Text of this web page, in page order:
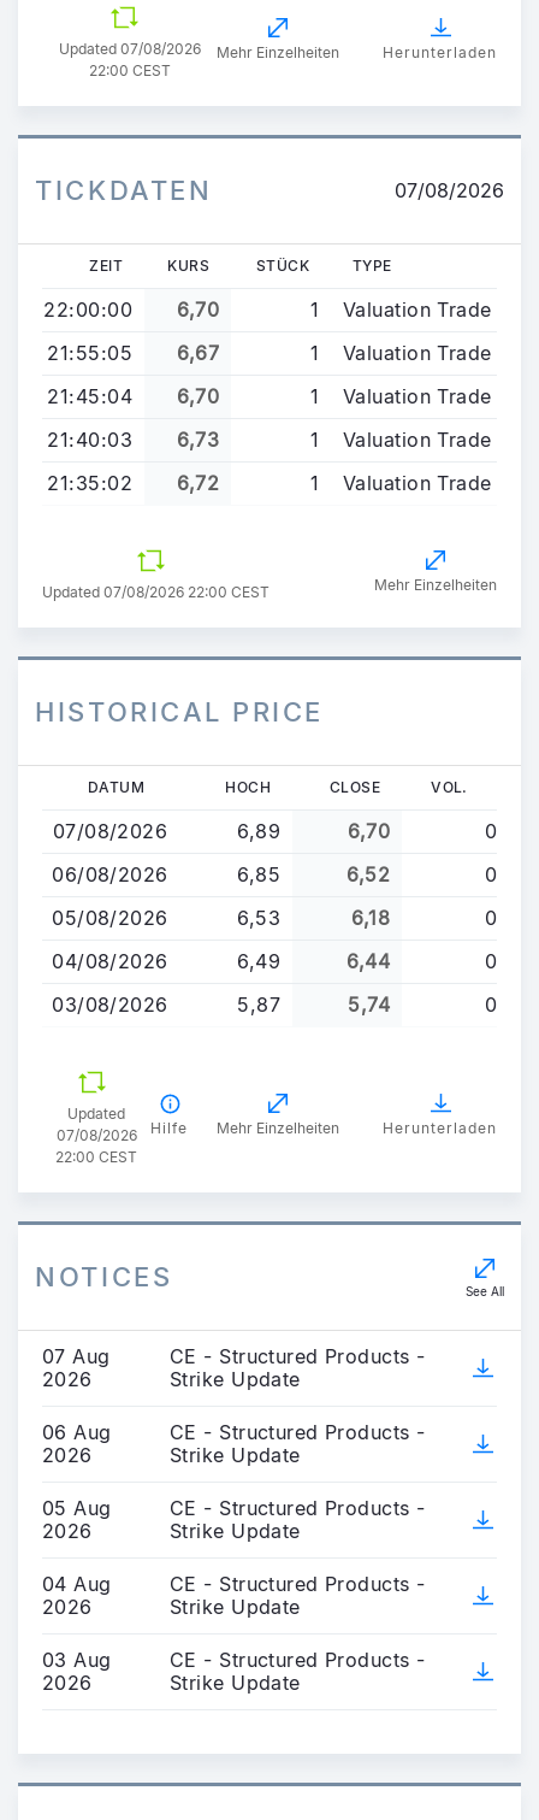
Updated 07/08/2026
22:00 CEST
Mehr Einzelheiten Herunterladen
TICKDATEN 07/08/2026
ZEIT KURS STÜCK TYPE
22:00:00 6,70 1
Valuation Trade
21:55:05
6,67 1
Valuation Trade
21:45:04
6,70 1
Valuation Trade
21:40:03
6,73 1
Valuation Trade
21:35:02
6,72 1 Valuation Trade
Updated 07/08/2026 22:00 CEST Mehr Einzelheiten
HISTORICAL PRICE
Direkt
Inhalt
DATUM HOCH CLOSE VOL.
07/08/2026 6,89 6,70
0
06/08/2026
6,85 6,52
0
05/08/2026
6,53 6,18
0
04/08/2026
6,49 6,44
0
03/08/2026
5,87 5,74 0
Updated
07/08/2026
22:00 CEST
Hilfe Mehr Einzelheiten Herunterladen
NOTICES See All
07 Aug
2026
CE - Structured Products -
Strike Update
06 Aug
2026
CE - Structured Products -
Strike Update
05 Aug
2026
CE - Structured Products -
Strike Update
04 Aug
2026
CE - Structured Products -
Strike Update
03 Aug
2026
CE - Structured Products -
Strike Update